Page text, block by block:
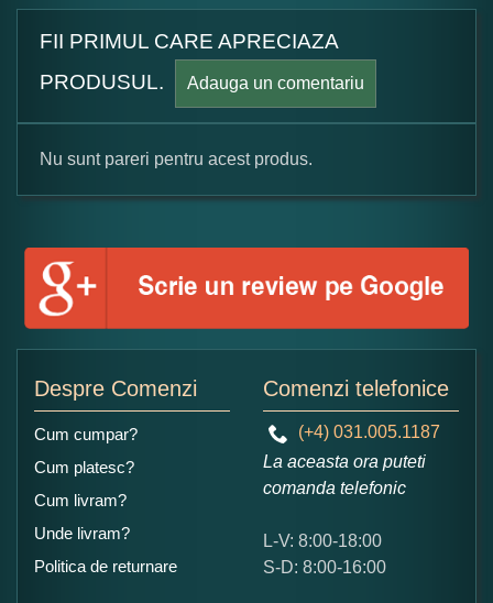
FII PRIMUL CARE APRECIAZA
PRODUSUL.
Adauga un comentariu
Formular pareri client
Numele dumneavoastra:
Ce nota acordati acestui produs?
5
Nu sunt pareri pentru acest produs.
Despre Comenzi
Cum cumpar?
Cum platesc?
Cum livram?
Unde livram?
Politica de returnare
Comenzi telefonice
(+4) 031.005.1187
La aceasta ora puteti
comanda telefonic
L-V: 8:00-18:00
S-D: 8:00-16:00